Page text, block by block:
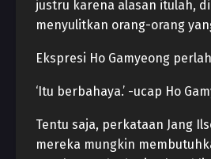
justru karena alasan itulah,
menyulitkan orang-orang
Ekspresi Ho Gamyeong
‘Itu berbahaya.’ -ucap Ho
Tentu saja, perkataan Jang
mereka mungkin